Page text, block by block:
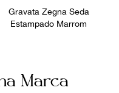
Gravata Zegna Seda
Estampado Marrom
Marca